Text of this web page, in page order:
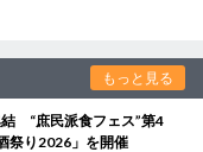
もっと見る
“庶民派食フェス”第4
祭り2026」を開催